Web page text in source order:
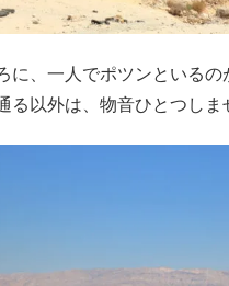
に、一人でポツンといるの
る以外は、物音ひとつしま